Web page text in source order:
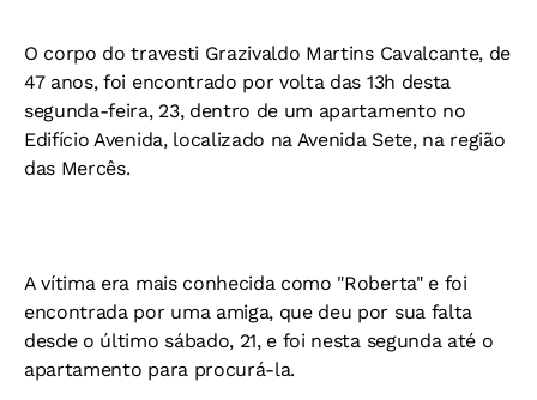
O corpo do travesti Grazivaldo Martins Cavalcante, de
47 anos, foi encontrado por volta das 13h desta
segunda-feira, 23, dentro de um apartamento no
Edifício Avenida, localizado na Avenida Sete, na região
das Mercês.
A vítima era mais conhecida como "Roberta" e foi
encontrada por uma amiga, que deu por sua falta
desde o último sábado, 21, e foi nesta segunda até o
apartamento para procurá-la.